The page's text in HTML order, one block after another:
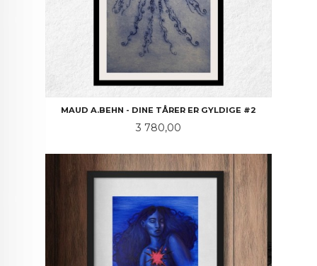
MAUD A.BEHN - DINE TÅRER ER GYLDIGE #2
Pris
3 780,00